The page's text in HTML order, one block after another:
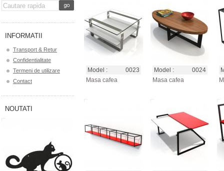
Model :
0023
Masa cafea
Model :
0024
Masa cafea
INFORMATII
Transport & Retur
Confidentialitate
Termeni de utilizare
Contact
NOUTATI